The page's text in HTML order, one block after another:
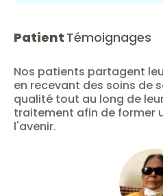
Patient Témoignages
Nos patients partagent
en recevant des soins de
qualité tout au long de
traitement afin de former
l'avenir.